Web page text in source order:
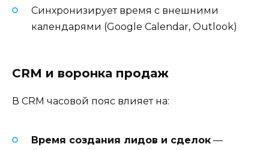
Синхронизирует время с внешними
календарями (Google Calendar, Outlook)
CRM и воронка продаж
В CRM часовой пояс влияет на:
Время создания лидов и сделок —